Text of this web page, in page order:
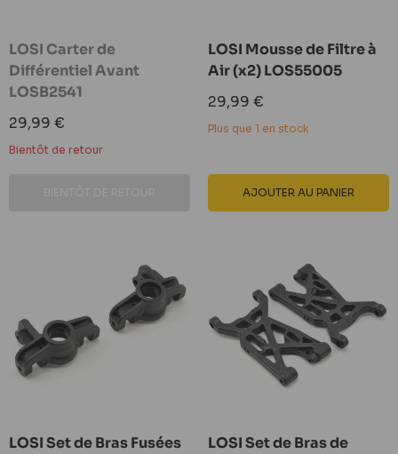
LOSI Carter de
Différentiel Avant
LOSB2541
Prix
réduit
29,99 €
Bientôt de retour
LOSI Mousse de Filtre à
Air (x2) LOS55005
Prix
réduit
29,99 €
Plus que 1 en stock
AJOUTER AU PANIER
LOSI Set de Bras Fusées
LOSI Set de Bras de